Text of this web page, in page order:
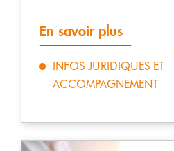
En savoir plus
INFOS JURIDIQUES ET
ACCOMPAGNEMENT